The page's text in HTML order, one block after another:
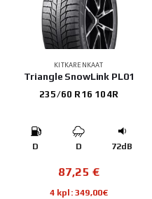
KITKARENKAAT
Triangle SnowLink PL01
235/60 R16 104R
D D 72dB
87,25 €
4 kpl: 349,00€